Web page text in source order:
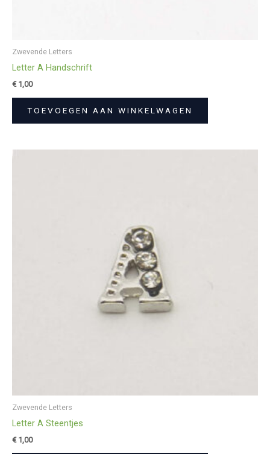
Zwevende Letters
Letter A Handschrift
€1,00
TOEVOEGEN AAN WINKELWAGEN
Zwevende Letters
Letter A Steentjes
€1,00